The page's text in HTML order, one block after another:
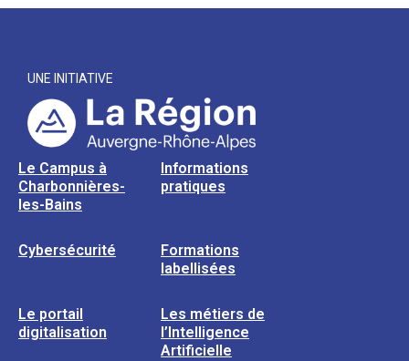
UNE INITIATIVE
Le Campus à
Charbonnières-
les-Bains
Informations
pratiques
Cybersécurité
Formations
labellisées
Le portail
digitalisation
Les métiers de
l’Intelligence
Artificielle